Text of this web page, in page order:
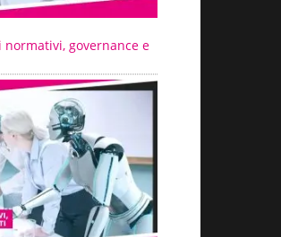
governance e